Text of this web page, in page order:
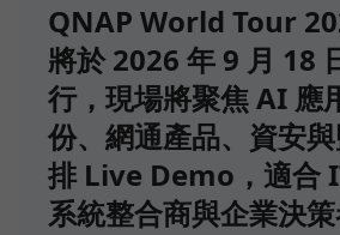
QNAP World Tour
將於 2026 年 9 月 18
行，現場將聚焦 AI 應
份、網通產品、資安
排 Live Demo，適合
系統整合商與企業決策